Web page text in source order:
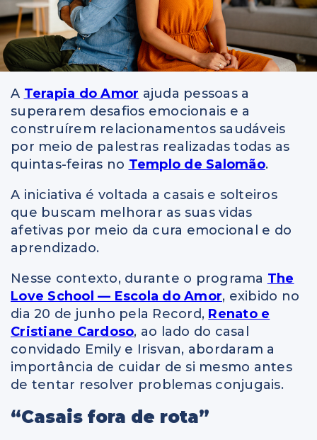
A Terapia do Amor ajuda pessoas a
superarem desafios emocionais e a
construírem relacionamentos saudáveis
por meio de palestras realizadas todas as
quintas-feiras no Templo de Salomão.
A iniciativa é voltada a casais e solteiros
que buscam melhorar as suas vidas
afetivas por meio da cura emocional e do
aprendizado.
Nesse contexto, durante o programa The
Love School — Escola do Amor, exibido no
dia 20 de junho pela Record, Renato e
Cristiane Cardoso, ao lado do casal
convidado Emily e Irisvan, abordaram a
importância de cuidar de si mesmo antes
de tentar resolver problemas conjugais.
“Casais fora de rota”